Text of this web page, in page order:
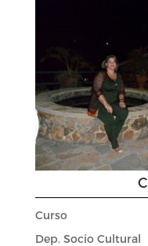
Curso
Dep. Socio Cultural